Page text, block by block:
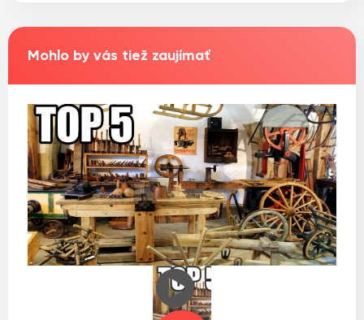
Mohlo by vás tiež zaujímať